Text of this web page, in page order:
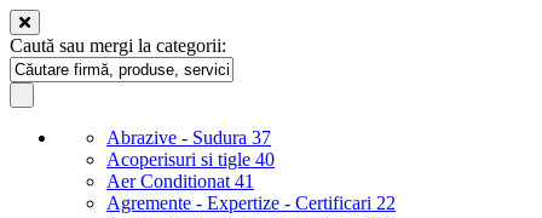
Caută sau mergi la categorii:
Abrazive - Sudura 37
Acoperisuri si tigle 40
Aer Conditionat 41
Agremente - Expertize - Certificari 22